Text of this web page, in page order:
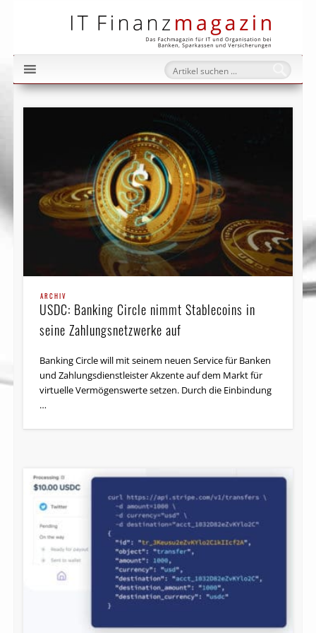
ARCHIV
USDC: Banking Circle nimmt Stablecoins in
seine Zahlungsnetzwerke auf
Banking Circle will mit seinem neuen Service für Banken
und Zahlungsdienstleister Akzente auf dem Markt für
virtuelle Vermögenswerte setzen. Durch die Einbindung
…